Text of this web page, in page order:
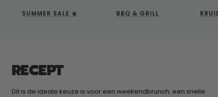
SUMMER SALE ☀️ BBQ & GRILL
RECEPT
Dit is de ideale keuze is voor een weekendbrunch, een snelle